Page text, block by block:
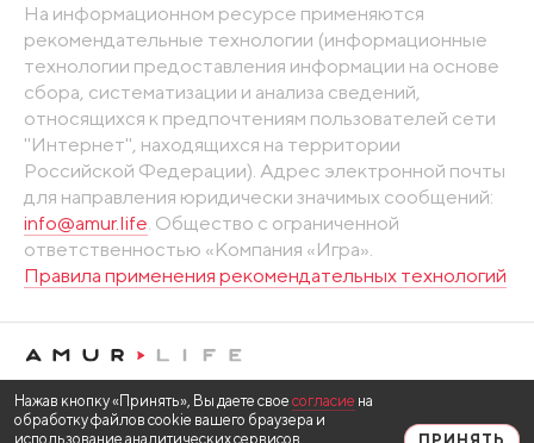
На информационном ресурсе применяются
рекомендательные технологии (информационные
технологии предоставления информации на основе
сбора, систематизации и анализа сведений,
относящихся к предпочтениям пользователей сети
"Интернет", находящихся на территории
Российской Федерации). Адрес электронной почты
для направления юридически значимых сообщений:
info@amur.life. Общество с ограниченной
ответственностью «Компания «Игра».
Правила применения рекомендательных технологий
Нажав кнопку «Принять», Вы даете свое согласие на
обработку файлов cookie вашего браузера и
использование аналитических сервисов
ПРИНЯТЬ